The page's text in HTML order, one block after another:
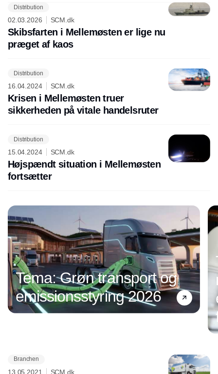
Distribution
02.03.2026 SCM.dk
Skibsfarten i Mellemøsten er lige nu
præget af kaos
Distribution
16.04.2024 SCM.dk
Krisen i Mellemøsten truer
sikkerheden på vitale handelsruter
Distribution
15.04.2024 SCM.dk
Højspændt situation i Mellemøsten
fortsætter
Tema: Grøn transport og
emissionsstyring 2026
Branchen
13.05.2021 SCM.dk